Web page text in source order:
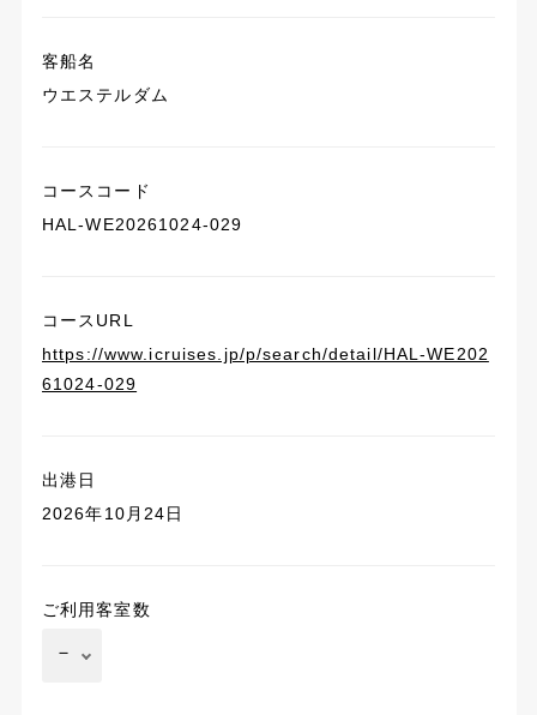
客船名
ウエステルダム
コースコード
HAL-WE20261024-029
コースURL
https://www.icruises.jp/p/search/detail/HAL-WE202
61024-029
出港日
2026年10月24日
ご利用客室数